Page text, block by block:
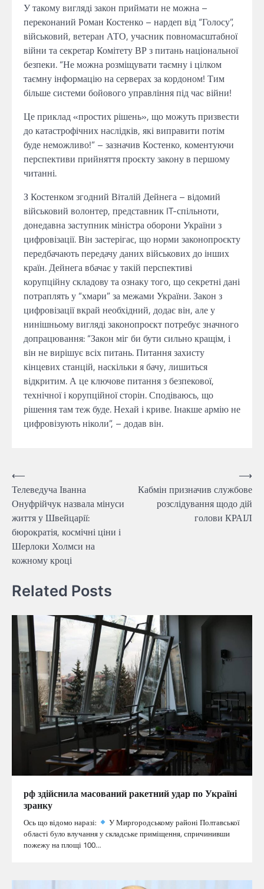
У такому вигляді закон приймати не можна –
переконаний Роман Костенко – нардеп від “Голосу”,
військовий, ветеран АТО, учасник повномасштабної
війни та секретар Комітету ВР з питань національної
безпеки. “Не можна розміщувати таємну і цілком
таємну інформацію на серверах за кордоном! Тим
більше системи бойового управління під час війни!
Це приклад «простих рішень», що можуть призвести
до катастрофічних наслідків, які виправити потім
буде неможливо!” – зазначив Костенко, коментуючи
перспективи прийняття проєкту закону в першому
читанні.
З Костенком згодний Віталій Дейнега – відомий
військовий волонтер, представник IT-спільноти,
донедавна заступник міністра оборони України з
цифровізації. Він застерігає, що норми законопроєкту
передбачають передачу даних військових до інших
країн. Дейнега вбачає у такій перспективі
корупційну складову та ознаку того, що секретні дані
потраплять у “хмари” за межами України. Закон з
цифровізації вкрай необхідний, додає він, але у
нинішньому вигляді законопроєкт потребує значного
допрацювання: “Закон міг би бути сильно кращім, і
він не вирішує всіх питань. Питання захисту
кінцевих станцій, наскільки я бачу, лишиться
відкритим. А це ключове питання з безпекової,
технічної і корупційної сторін. Сподіваюсь, що
рішення там теж буде. Нехай і криве. Інакше армію не
цифровізують ніколи”, – додав він.
Навігація
записів
⟵
Телеведуча Іванна
Онуфрійчук назвала мінуси
життя у Швейцарії:
бюрократія, космічні ціни і
Шерлоки Холмси на
кожному кроці
Кабмін призначив службове
розслідування щодо дій
голови КРАІЛ
⟶
Related Posts
рф здійснила масований ракетний удар по Україні
зранку
Ось що відомо наразі:
У Миргородському районі Полтавської
області було влучання у складське приміщення, спричинивши
пожежу на площі 100…